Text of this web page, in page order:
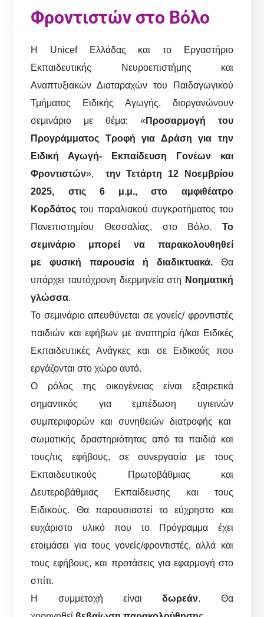
Φροντιστών στο Βόλο
Η Unicef Ελλάδας και το Εργαστήριο
Εκπαιδευτικής Νευροεπιστήμης και
Αναπτυξιακών Διαταραχών του Παιδαγωγικού
Τμήματος Ειδικής Αγωγής, διοργανώνουν
σεμινάριο με θέμα: « Προσαρμογή του
Προγράμματος Τροφή για Δράση για την
Ειδική Αγωγή- Εκπαίδευση Γονέων και
Φροντιστών», την Τετάρτη 12
Νοεμβρίου
2025, στις 6 μ.μ., στο αμφιθέατρο
Κορδάτος του παραλιακού συγκροτήματος του
Πανεπιστημίου Θεσσαλίας, στο Βόλο. Το
σεμινάριο μπορεί να παρακολουθηθεί
με
φυσική παρουσία ή διαδικτυακά. Θα
υπάρχει ταυτόχρονη διερμηνεία στη Νοηματική
γλώσσα.
Το σεμινάριο απευθύνεται σε γονείς/ φροντιστές
παιδιών και εφήβων με αναπηρία ή/και Ειδικές
Εκπαιδευτικές Ανάγκες και σε Ειδικούς που
εργάζονται στο χώρο αυτό.
Ο ρόλος της οικογένειας είναι εξαιρετικά
σημαντικός για εμπέδωση υγιεινών
συμπεριφορών και συνηθειών διατροφής και
σωματικής δραστηριότητας από τα παιδιά και
τους/τις εφήβους, σε συνεργασία με τους
Εκπαιδευτικούς Πρωτοβάθμιας και
Δευτεροβάθμιας Εκπαίδευσης και τους
Ειδικούς. Θα παρουσιαστεί το εύχρηστο και
ευχάριστο υλικό που το Πρόγραμμα έχει
ετοιμάσει για τους γονείς/φροντιστές, αλλά και
τους εφήβους, και προτάσεις για εφαρμογή στο
σπίτι.
Η συμμετοχή είναιδωρεάν. Θα